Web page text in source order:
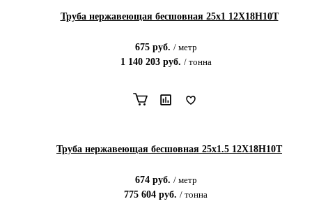
Труба нержавеющая бесшовная 25х1 12Х18Н10Т
675руб. / метр
1 140 203руб. / тонна
Труба нержавеющая бесшовная 25х1.5 12Х18Н10Т
674руб. / метр
775 604 руб. / тонна